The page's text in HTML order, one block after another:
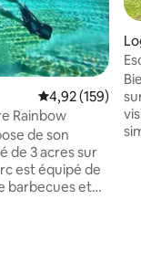
Note moyenne
4,92 (159)
Rainbow
de son
de 3 acres sur
barbecues et